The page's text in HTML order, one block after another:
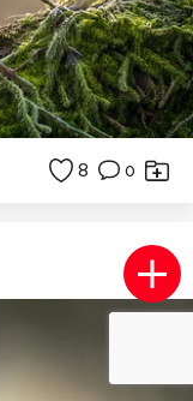
8 0